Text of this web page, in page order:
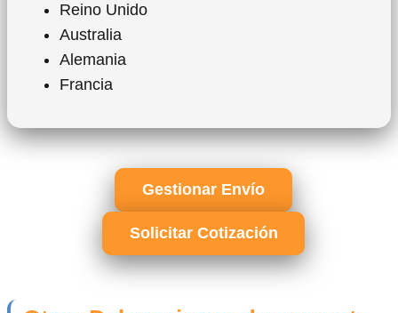
Reino Unido
Australia
Alemania
Francia
Gestionar Envío
Solicitar Cotización